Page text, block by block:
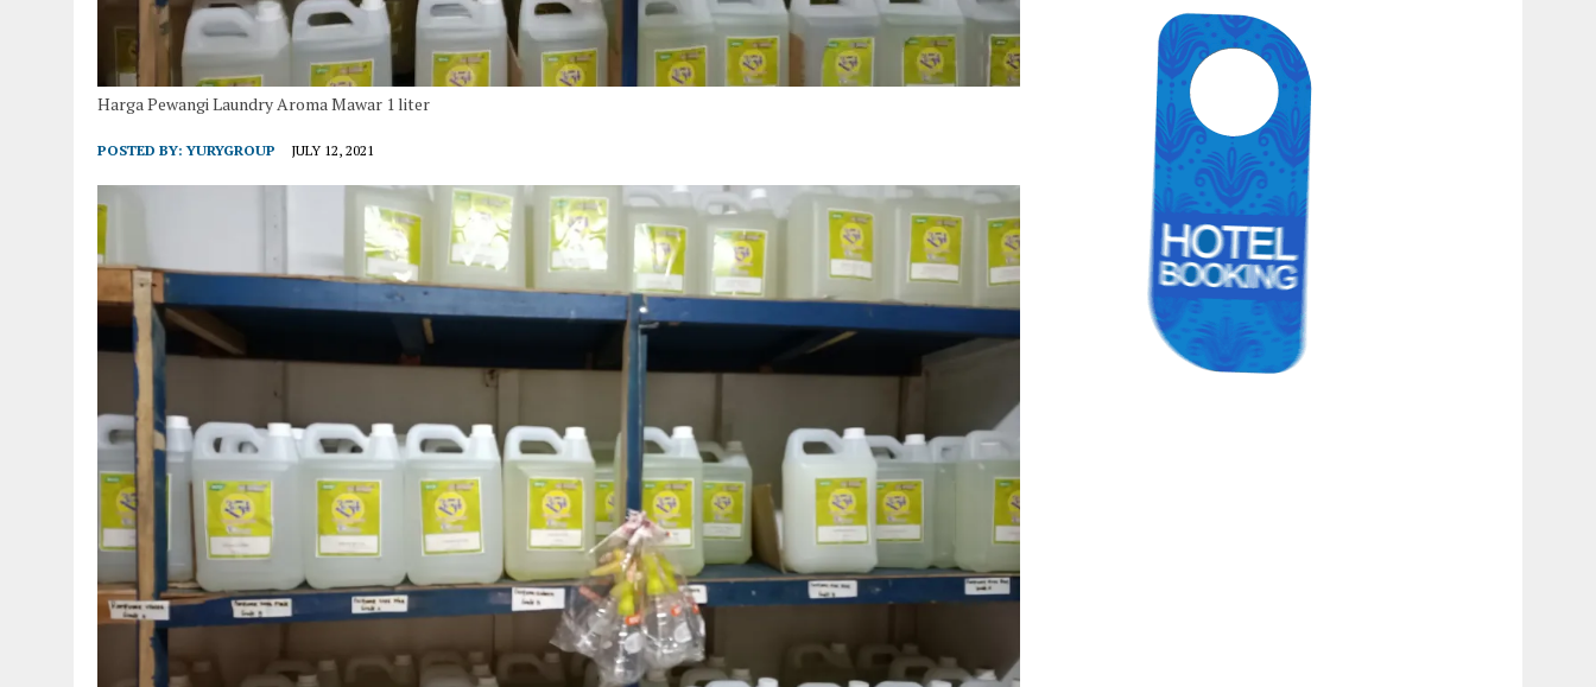
Harga Pewangi Laundry Aroma Mawar 1 liter
POSTED BY:YURYGROUP JULY 12, 2021